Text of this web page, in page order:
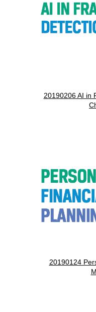
20190206 AI in
20190124